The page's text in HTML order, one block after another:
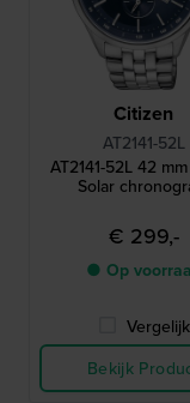
Citizen
AT2141-52L
AT2141-52L 42
Solar
€ 299,-
● Op
Vergelijk
Bekijk